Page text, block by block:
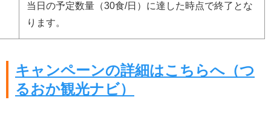
当日の予定数量（30食/日）に達した時点で終了とな
ります。
キャンペーンの詳細はこちらへ（つ
るおか観光ナビ）